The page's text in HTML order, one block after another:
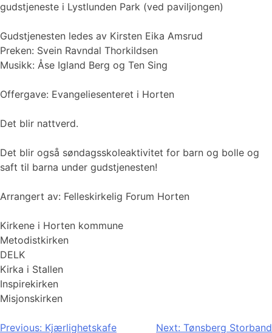
gudstjeneste i Lystlunden Park (ved paviljongen)
Gudstjenesten ledes av Kirsten Eika Amsrud
Preken: Svein Ravndal Thorkildsen
Musikk: Åse Igland Berg og Ten Sing
Offergave: Evangeliesenteret i Horten
Det blir nattverd.
Det blir også søndagsskoleaktivitet for barn og bolle og
saft til barna under gudstjenesten!
Arrangert av: Felleskirkelig Forum Horten
Kirkene i Horten kommune
Metodistkirken
DELK
Kirka i Stallen
Inspirekirken
Misjonskirken
Previous: Kjærlighetskafe Next: Tønsberg Storband